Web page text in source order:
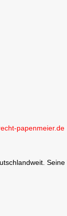
papenmeier.de